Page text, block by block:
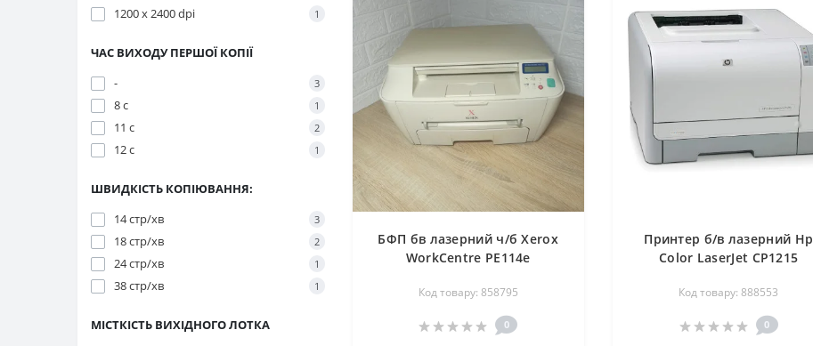
1200 x 2400 dpi 1
ЧАС ВИХОДУ ПЕРШОЇ КОПІЇ
-
3
8 с 1
11 с 2
12 с 1
ШВИДКІСТЬ КОПІЮВАННЯ:
14 стр/хв
3
18 стр/хв 2
24 стр/хв 1
38 стр/хв 1
МІСТКІСТЬ ВИХІДНОГО ЛОТКА
БФП бв лазерний ч/б Xerox
WorkCentre PE114e
Код товару: 858795
0
Принтер б/в лазерний Hp
Color LaserJet CP1215
Код товару: 888553
0